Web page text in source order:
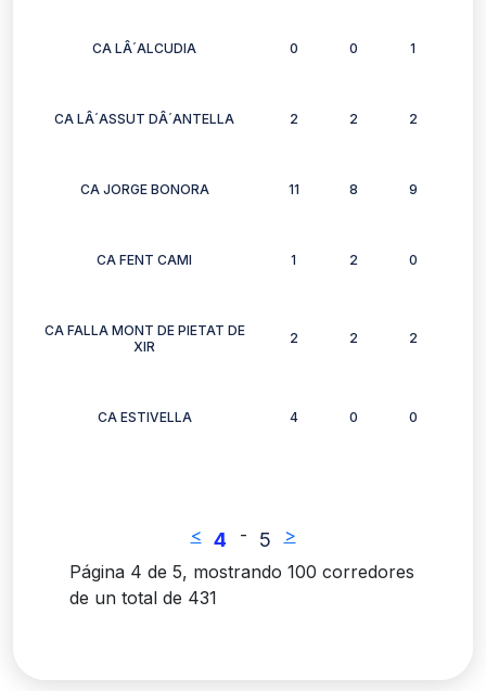
CA LÂ´ALCUDIA 0 0 1
CA LÂ´ASSUT DÂ´ANTELLA 2 2 2
CA JORGE BONORA 11 8 9
CA FENT CAMI 1 2 0
CA FALLA MONT DE PIETAT DE
XIR
2 2 2
CA ESTIVELLA 4 0 0
< 4 - 5
>
Página 4 de 5, mostrando 100 corredores
de un total de 431